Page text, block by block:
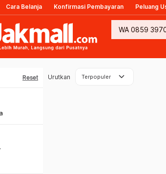
Cara Belanja Konfirmasi Pembayaran Peluang
Reset Urutkan Terpopuler keyboard_arrow_down